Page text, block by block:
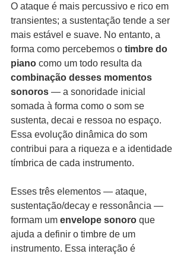
O ataque é mais percussivo e rico em
transientes; a sustentação tende a ser
mais estável e suave. No entanto, a
forma como percebemos o timbre do
piano como um todo resulta da
combinação desses momentos
sonoros — a sonoridade inicial
somada à forma como o som se
sustenta, decai e ressoa no espaço.
Essa evolução dinâmica do som
contribui para a riqueza e a identidade
tímbrica de cada instrumento.
Esses três elementos — ataque,
sustentação/decay e ressonância —
formam um envelope sonoro que
ajuda a definir o timbre de um
instrumento. Essa interação é